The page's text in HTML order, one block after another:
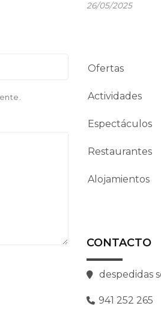
26/05/2025
Ofertas
Actividades
Espectáculos
Restaurantes
Alojamientos
CONTACTO
despedidas
941 252 265